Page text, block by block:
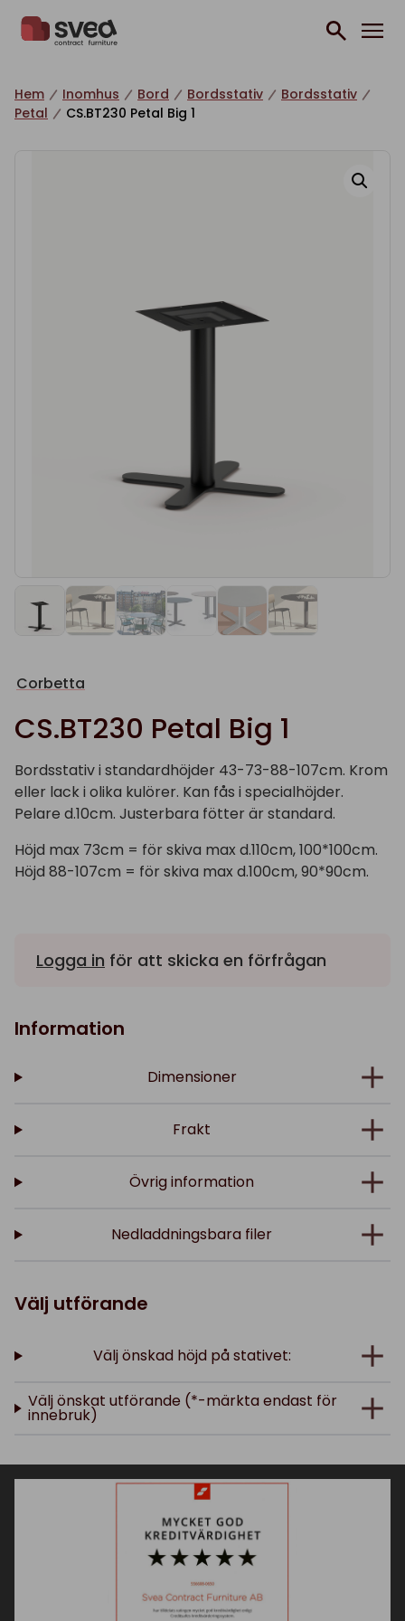
Hem Inomhus Bord Bordsstativ
Bordsstativ
Petal
CS.BT230 Petal Big 1
Corbetta
CS.BT230 Petal Big 1
Bordsstativ i standardhöjder 43-73-88-107cm. Krom
eller lack i olika kulörer. Kan fås i specialhöjder.
Pelare d.10cm. Justerbara fötter är standard.
Höjd max 73cm = för skiva max d.110cm, 100*100cm.
Höjd 88-107cm = för skiva max d.100cm, 90*90cm.
Logga in för att skicka en förfrågan
Information
Dimensioner
Frakt
Övrig information
Nedladdningsbara filer
Välj utförande
Välj önskad höjd på stativet:
Välj önskat utförande (*-märkta endast för
innebruk)